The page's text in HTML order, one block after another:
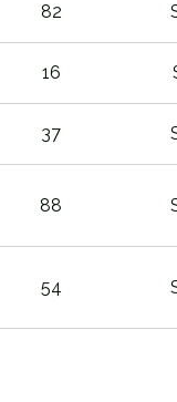
82
16
37
88
54